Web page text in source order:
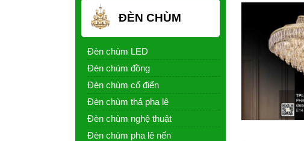
ĐÈN CHÙM
Đèn chùm LED
Đèn chùm đồng
Đèn chùm cổ điển
Đèn chùm thả pha lê
Đèn chùm nghệ thuật
Đèn chùm pha lê nến